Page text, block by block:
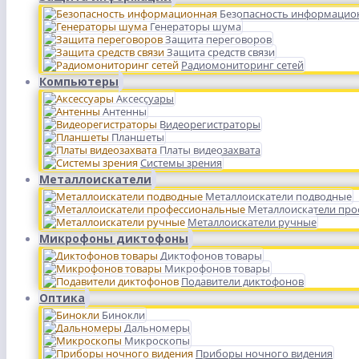
Безопасность
Генераторы шума
Защита переговоров
Защита средств связи
Радиомониторинг сетей
Компьютеры
Аксессуары
Антенны
Видеорегистраторы
Планшеты
Платы видеозахвата
Системы зрения
Металлоискатели
Металлоискатели подводные
Металлоискатели
Металлоискатели ручные
Микрофоны диктофоны
Диктофонов товары
Микрофонов товары
Подавители диктофонов
Оптика
Бинокли
Дальномеры
Микроскопы
Приборы ночного видения